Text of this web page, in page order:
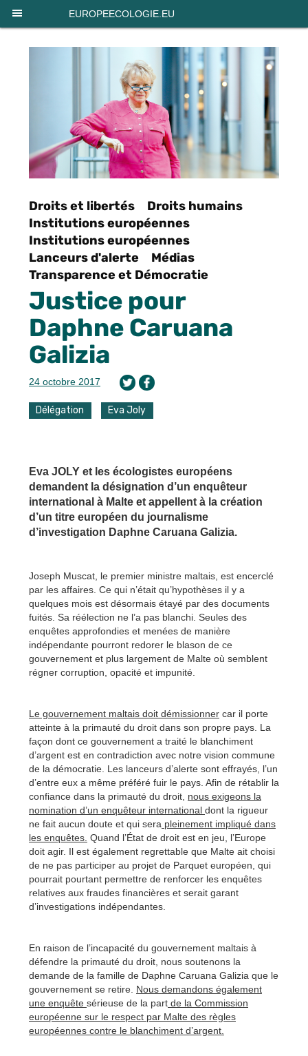
EUROPEECOLOGIE.EU
Droits et libertés
Droits humains
Institutions européennes
Institutions européennes
Lanceurs d'alerte
Médias
Transparence et Démocratie
Justice pour
Daphne Caruana
Galizia
24 octobre 2017
Délégation Eva Joly
Eva JOLY et les écologistes européens
demandent la désignation d’un enquêteur
international à Malte et appellent à la création
d’un titre européen du journalisme
d’investigation Daphne Caruana Galizia.
Joseph Muscat, le premier ministre maltais, est encerclé
par les affaires. Ce qui n’était qu’hypothèses il y a
quelques mois est désormais étayé par des documents
fuités. Sa réélection ne l’a pas blanchi. Seules des
enquêtes approfondies et menées de manière
indépendante pourront redorer le blason de ce
gouvernement et plus largement de Malte où semblent
régner corruption, opacité et impunité.
Le gouvernement maltais doit démissionner car il porte
atteinte à la primauté du droit dans son propre pays. La
façon dont ce gouvernement a traité le blanchiment
d’argent est en contradiction avec notre vision commune
de la démocratie. Les lanceurs d’alerte sont effrayés, l’un
d’entre eux a même préféré fuir le pays. Afin de rétablir la
confiance dans la primauté du droit, nous exigeons la
nomination d’un enquêteur international dont la rigueur
ne fait aucun doute et qui sera pleinement impliqué dans
les enquêtes. Quand l’État de droit est en jeu, l’Europe
doit agir. Il est également regrettable que Malte ait choisi
de ne pas participer au projet de Parquet européen, qui
pourrait pourtant permettre de renforcer les enquêtes
relatives aux fraudes financières et serait garant
d’investigations indépendantes.
En raison de l’incapacité du gouvernement maltais à
défendre la primauté du droit, nous soutenons la
demande de la famille de Daphne Caruana Galizia que le
gouvernement se retire. Nous demandons également
une enquête sérieuse de la part de la Commission
européenne sur le respect par Malte des règles
européennes contre le blanchiment d’argent.